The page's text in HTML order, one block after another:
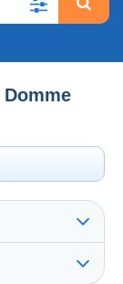
Domme